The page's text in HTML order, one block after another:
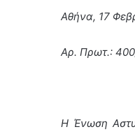
Αθήνα, 17
Αρ. Πρωτ.:
Η Ένωση